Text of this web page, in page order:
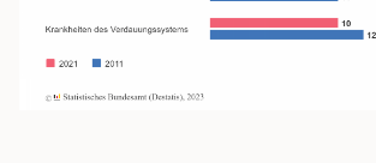
Dauer: ca. 30 Minuten
Kostenfrei & unverbindlich